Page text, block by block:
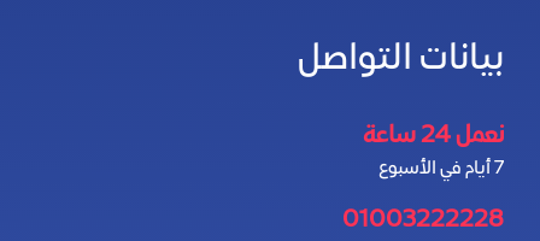
بيانات التواصل
نعمل 24 ساعة
7 أيام في الأسبوع
01003222228